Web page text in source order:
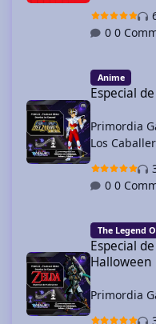
0
Anime
Especial
Primordia
Los
0
The Legend
Especial
Halloween
Primordia